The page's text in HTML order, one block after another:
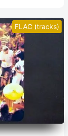
FLAC (tracks)